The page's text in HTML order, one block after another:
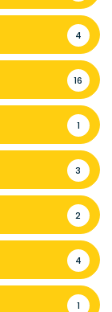
4
16
1
3
2
4
1